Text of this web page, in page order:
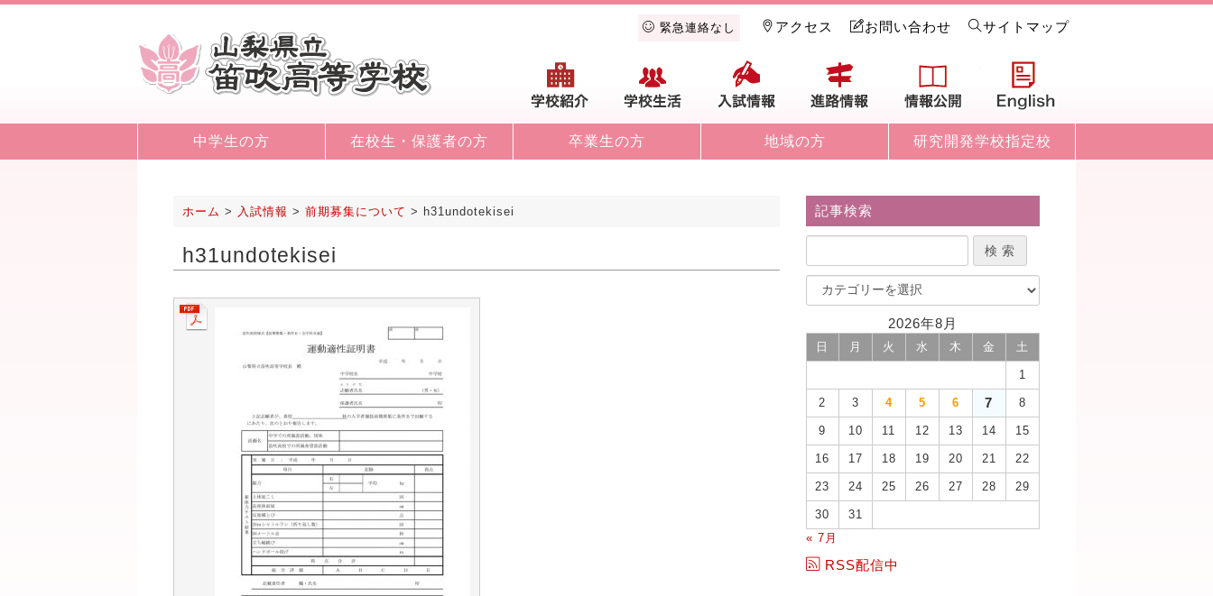
緊急連絡なし アクセス お問い合わせ サイトマップ
学校紹介 学校生活 入試情報 進路情報 情報公開
中学生の方 在校生・保護者の方 卒業生の方 地域の方 研究開発学校指定校
ホーム > 入試情報 > 前期募集について > h31undotekisei
h31undotekisei
記事検索
2026年8月
日 月 火 水 木 金 土
1
2 3 4 5 6 7 8
9 10 11 12 13 14 15
16 17 18 19 20 21 22
23 24 25 26 27 28 29
30
31
« 7月
RSS配信中